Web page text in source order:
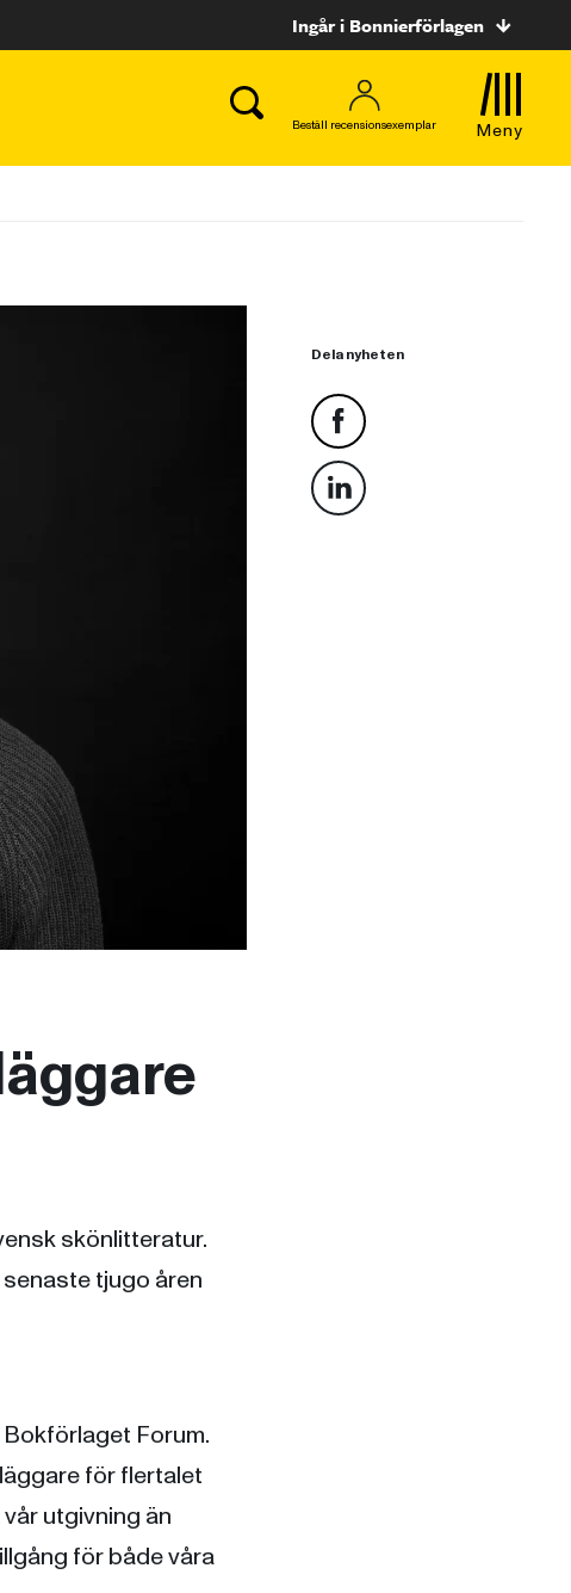
Ingår i Bonnierförlagen
Beställ recensionsexemplar Meny
Dela nyheten
skönlitteratur.
tjugo åren
Forum.
för flertalet
utgivning än
för både våra